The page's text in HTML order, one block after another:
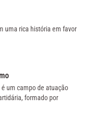
uma rica história em favor
um campo de atuação
formado por